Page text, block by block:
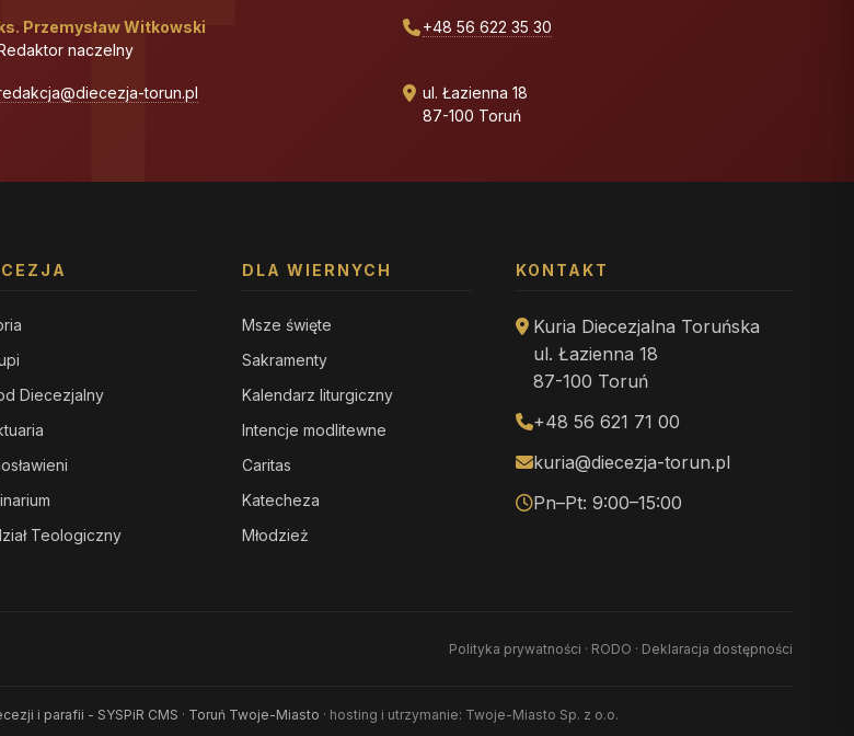
Przemysław Witkowski
naczelny
+48 56 622 35 30
torun.pl
ul. Łazienna 18
87-100 Toruń
Diecezjalny
Teologiczny
DLA WIERNYCH
Msze święte
Sakramenty
Kalendarz liturgiczny
Intencje modlitewne
Caritas
Katecheza
Młodzież
KONTAKT
Kuria Diecezjalna Toruńska
ul. Łazienna 18
87-100 Toruń
+48 56 621 71 00
kuria@diecezja-torun.pl
Pn–Pt: 9:00–15:00
Polityka prywatności · RODO · Deklaracja dostępności
i parafii - SYSPiR CMS · Toruń Twoje-Miasto · hosting i utrzymanie: Twoje-Miasto Sp. z o.o.